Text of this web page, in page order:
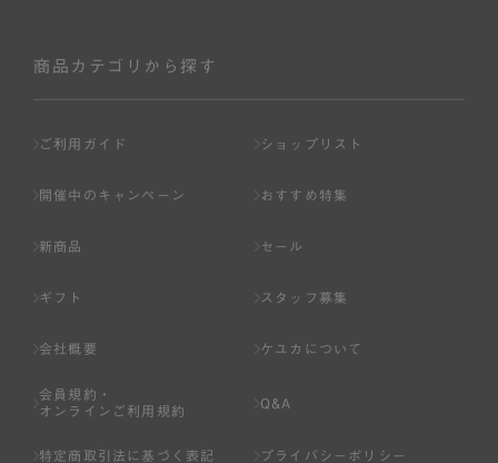
商品カテゴリから探す
ご利用ガイド ショップリスト
開催中のキャンペーン おすすめ特集
新商品 セール
ギフト スタッフ募集
会社概要 ケユカについて
会員規約・
オンラインご利用規約
Q&A
特定商取引法に基づく表記 プライバシーポリシー